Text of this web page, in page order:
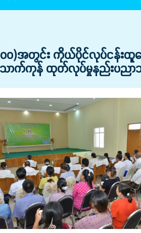
၀)အတွင်း ကိုယ်ပိုင်လုပ်ငန်းထူထ
ောက်ကုန် ထုတ်လုပ်မှုနည်းပည